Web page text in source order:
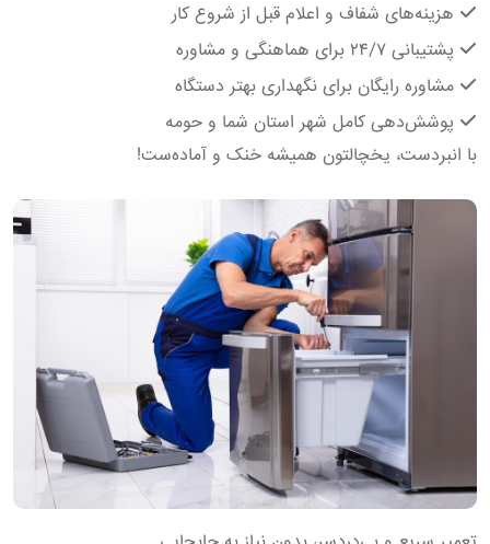
هزینه‌های شفاف و اعلام قبل از شروع کار
پشتیبانی ۲۴/۷ برای هماهنگی و مشاوره
مشاوره رایگان برای نگهداری بهتر دستگاه
پوشش‌دهی کامل شهر استان شما و حومه
با انبردست، یخچالتون همیشه خنک و آماده‌ست!